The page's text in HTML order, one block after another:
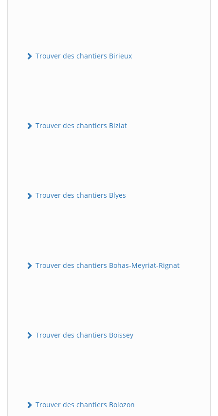
Trouver des chantiers Birieux
Trouver des chantiers Biziat
Trouver des chantiers Blyes
Trouver des chantiers Bohas-Meyriat-Rignat
Trouver des chantiers Boissey
Trouver des chantiers Bolozon